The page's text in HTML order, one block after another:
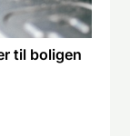
til boligen